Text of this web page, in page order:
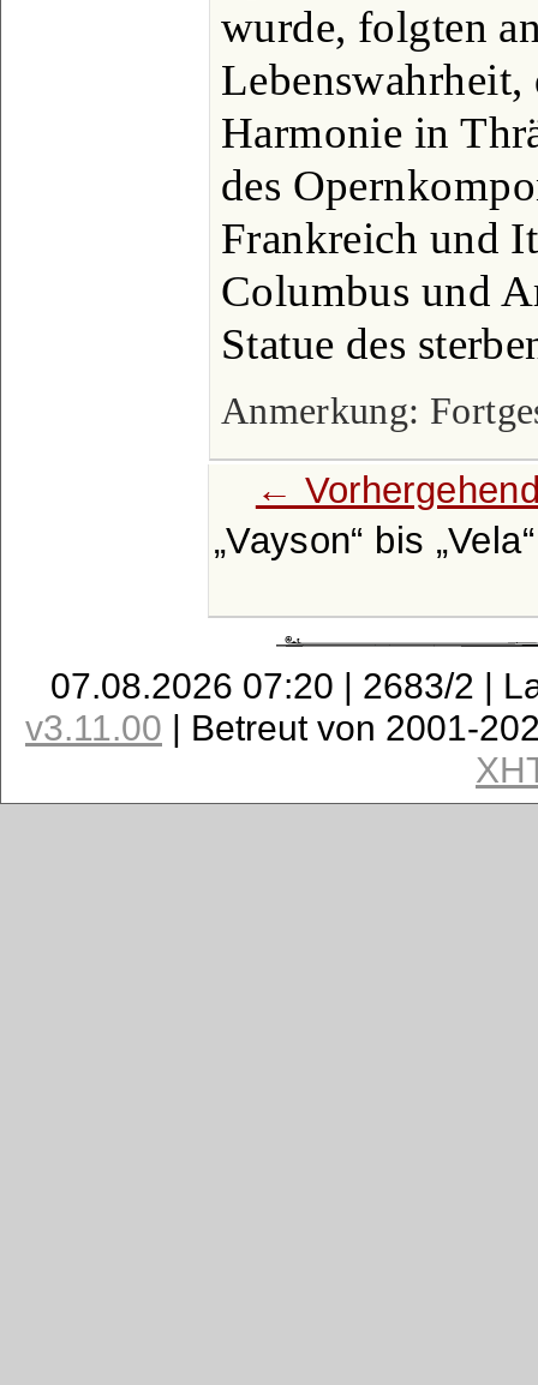
wurde, folgten
Harmonie in
des
Frankreich und
Columbus und
Statue des
Anmerkung:
←
Vayson
bis Vela
07.08.2026 07:20 | 2683/2 |
v3.11.00 | Betreut von 2001-